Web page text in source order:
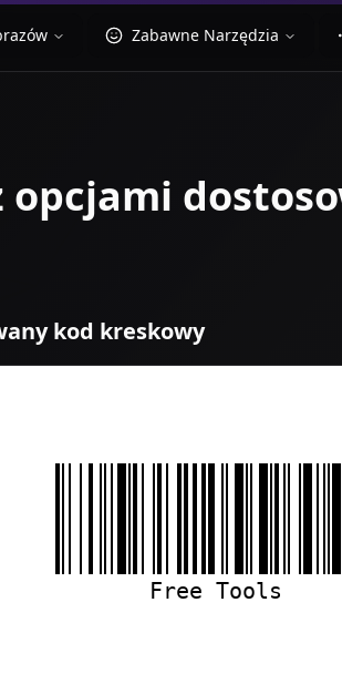
Zabawne Narzędzia
kod kreskowy